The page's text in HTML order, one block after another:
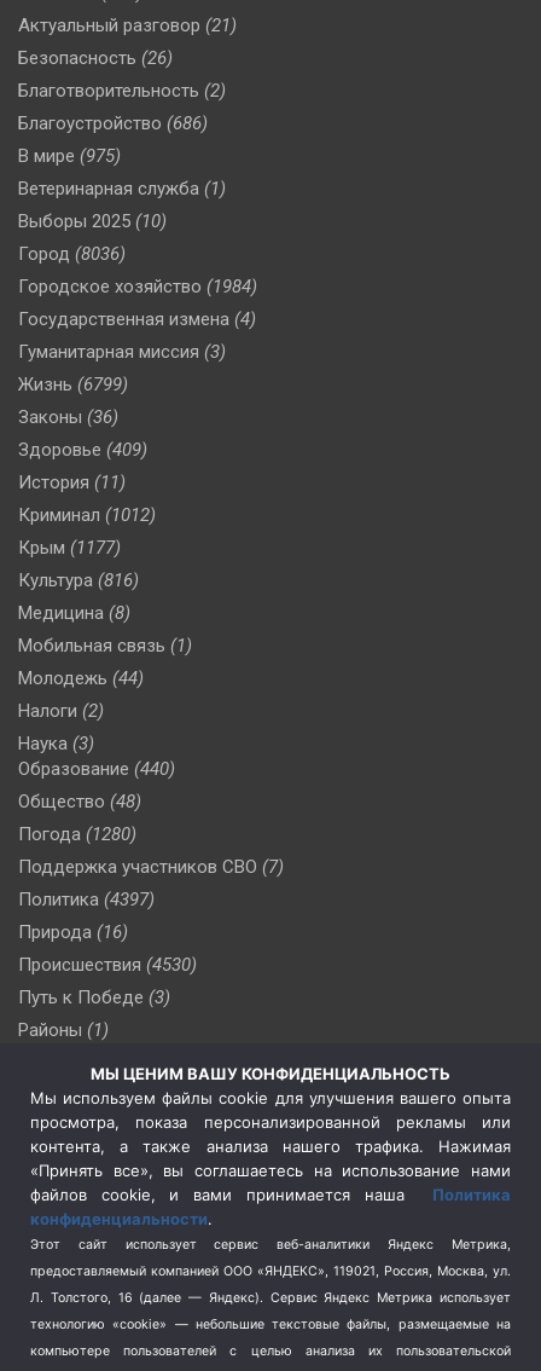
Актуальный разговор (21)
Безопасность (26)
Благотворительность (2)
Благоустройство (686)
В мире (975)
Ветеринарная служба (1)
Выборы 2025 (10)
Город (8036)
Городское хозяйство (1984)
Государственная измена (4)
Гуманитарная миссия (3)
Жизнь (6799)
Законы (36)
Здоровье (409)
История (11)
Криминал (1012)
Крым (1177)
Культура (816)
Медицина (8)
Мобильная связь (1)
Молодежь (44)
Налоги (2)
Наука (3)
Образование (440)
Общество (48)
Погода (1280)
Поддержка участников СВО (7)
Политика (4397)
Природа (16)
Происшествия (4530)
Путь к Победе (3)
Районы (1)
(510)
Сельское хозяйство (3)
Социальная политика
(3)
Спецоперация в Украине
Спецоперация на Украине
(404)
Спорт (740)
Терроризм (1)
Транспорт (262)
Туризм (178)
МЫ ЦЕНИМ ВАШУ КОНФИДЕНЦИАЛЬНОСТЬ
Мы используем файлы cookie для улучшения вашего опыта
просмотра, показа персонализированной рекламы или
контента, а также анализа нашего трафика. Нажимая
«Принять все», вы соглашаетесь на использование нами
файлов cookie, и вами принимается наша Политика
конфиденциальности.
Этот сайт использует сервис веб-аналитики Яндекс Метрика,
предоставляемый компанией ООО «ЯНДЕКС», 119021, Россия, Москва, ул.
Л. Толстого, 16 (далее — Яндекс). Сервис Яндекс Метрика использует
технологию «cookie» — небольшие текстовые файлы, размещаемые на
компьютере пользователей с целью анализа их пользовательской